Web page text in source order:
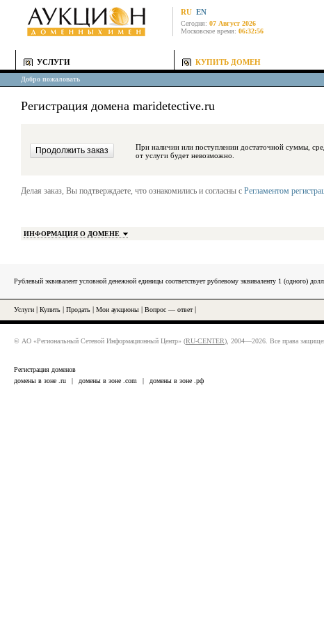
RU EN
Сегодня: 07 Август 2026
Московское время: 06:32:56
УСЛУГИ КУПИТЬ ДОМЕН
Добро пожаловать
Регистрация домена maridetective.ru
При наличии или поступлении достаточной суммы, средства будут
от услуги будет невозможно.
Делая заказ, Вы подтверждаете, что ознакомились и согласны с Регламентом
ИНФОРМАЦИЯ О ДОМЕНЕ
Рублевый эквивалент условной денежной единицы соответствует рублевому эквиваленту 1
Услуги Купить Продать Мои аукционы Вопрос — ответ|
© АО «Региональный Сетевой Информационный Центр» (RU-CENTER), 2004—2026. Все права
Регистрация доменов
домены в зоне .ru
| домены в зоне .com | домены в зоне .рф